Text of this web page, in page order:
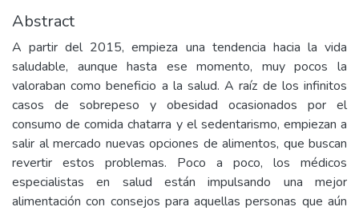
Abstract
A partir del 2015, empieza una tendencia hacia la vida
saludable, aunque hasta ese momento, muy pocos la
valoraban como beneficio a la salud. A raíz de los infinitos
casos de sobrepeso y obesidad ocasionados por el
consumo de comida chatarra y el sedentarismo, empiezan a
salir al mercado nuevas opciones de alimentos, que buscan
revertir estos problemas. Poco a poco, los médicos
especialistas en salud están impulsando una mejor
alimentación con consejos para aquellas personas que aún